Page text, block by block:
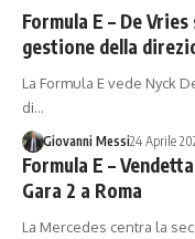
Formula E – De
gestione della
La Formula E vede Nyck
di…
Giovanni Messi24 Aprile
Formula E –
Gara 2 a Roma
La Mercedes centra la